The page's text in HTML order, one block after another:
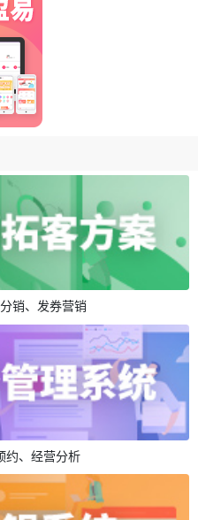
销、发券营销
约、经营分析